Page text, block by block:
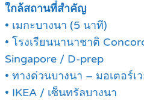
ใกล้สถานที่สำคัญ
• เมกะบางนา (5 นาที)
• โรงเรียนนานาชาติ
Singapore / D-prep
• ทางด่วนบางนา – มอเตอร์เ
• IKEA / เซ็นทรัลบางนา